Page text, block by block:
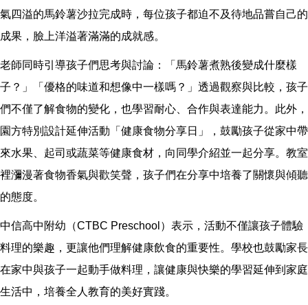
氣四溢的馬鈴薯沙拉完成時，每位孩子都迫不及待地品嘗自己的
成果，臉上洋溢著滿滿的成就感。
老師同時引導孩子們思考與討論：「馬鈴薯煮熟後變成什麼樣
子？」「優格的味道和想像中一樣嗎？」透過觀察與比較，孩子
們不僅了解食物的變化，也學習耐心、合作與表達能力。此外，
園方特別設計延伸活動「健康食物分享日」，鼓勵孩子從家中帶
來水果、起司或蔬菜等健康食材，向同學介紹並一起分享。教室
裡瀰漫著食物香氣與歡笑聲，孩子們在分享中培養了關懷與傾聽
的態度。
中信高中附幼（CTBC Preschool）表示，活動不僅讓孩子體驗
料理的樂趣，更讓他們理解健康飲食的重要性。學校也鼓勵家長
在家中與孩子一起動手做料理，讓健康與快樂的學習延伸到家庭
生活中，培養全人教育的美好實踐。